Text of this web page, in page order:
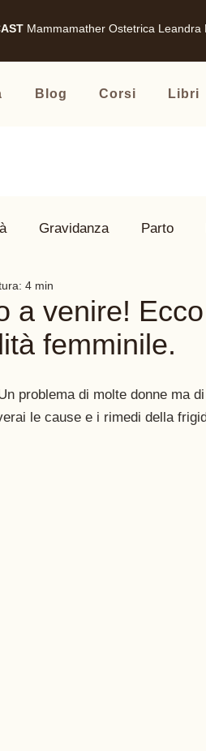
Mammamather Ostetrica Leandra
Blog Corsi Libri
Gravidanza Parto
Famiglia
a venire!
femminile.
4 min
problema di molte donne ma
le cause e i rimedi della